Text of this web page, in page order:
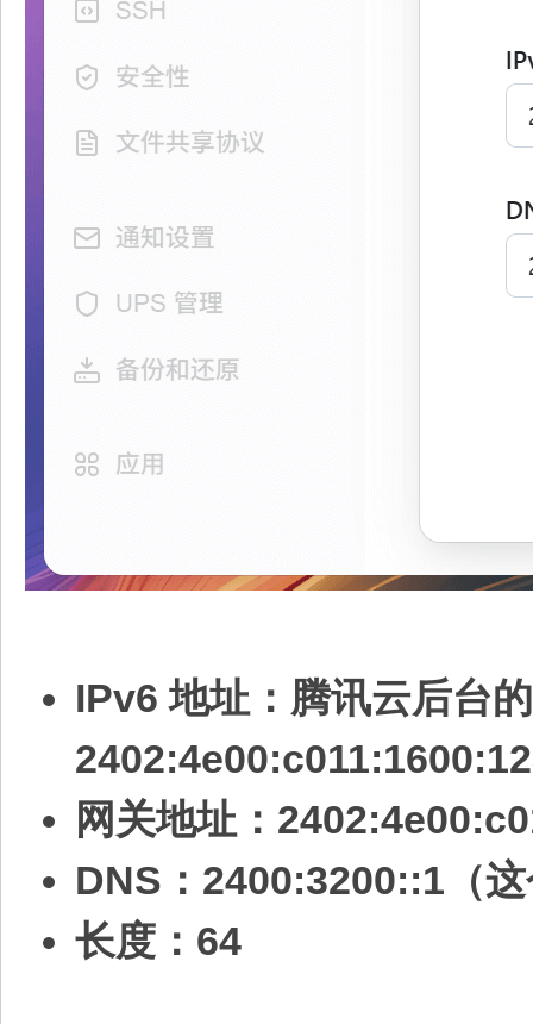
IPv6 地址：腾讯云后台
网关地址：
DNS：2400:3200::1​（
长度：64​